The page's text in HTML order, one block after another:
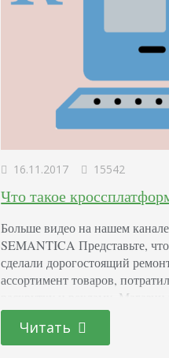
16.11.2017 15542
Что такое
Больше видео на нашем
SEMANTICA Представьте,
сделали дорогостоящий
ассортимент товаров,
раскрутку и рекламу.
где нет лифта, нет парковки,
оставить машину, некоторым
Затраты…
Читать